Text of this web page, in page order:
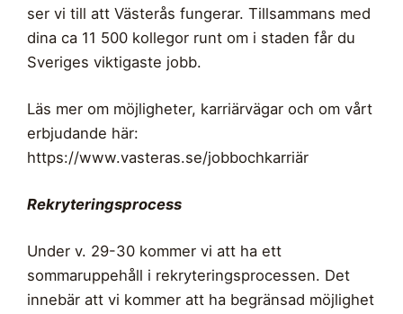
ser vi till att Västerås fungerar. Tillsammans med
dina ca 11 500 kollegor runt om i staden får du
Sveriges viktigaste jobb.
Läs mer om möjligheter, karriärvägar och om vårt
erbjudande här:
https://www.vasteras.se/jobbochkarriär
Rekryteringsprocess
Under v. 29-30 kommer vi att ha ett
sommaruppehåll i rekryteringsprocessen. Det
innebär att vi kommer att ha begränsad möjlighet